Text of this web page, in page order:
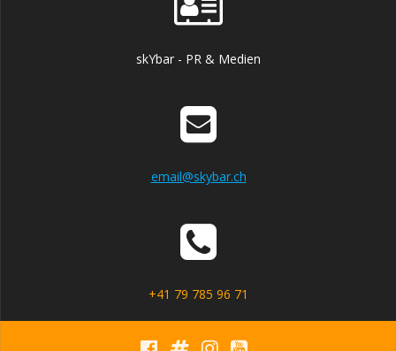
skYbar - PR & Medien
email@skybar.ch
+41 79 785 96 71